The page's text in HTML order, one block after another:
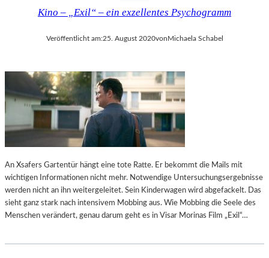
Kino – „Exil“ – ein exzellentes Psychogramm
Veröffentlicht am:25. August 2020von Michaela Schabel
An Xsafers Gartentür hängt eine tote Ratte. Er bekommt die Mails mit
wichtigen Informationen nicht mehr. Notwendige Untersuchungsergebnisse
werden nicht an ihn weitergeleitet. Sein Kinderwagen wird abgefackelt. Das
sieht ganz stark nach intensivem Mobbing aus. Wie Mobbing die Seele des
Menschen verändert, genau darum geht es in Visar Morinas Film „Exil“…